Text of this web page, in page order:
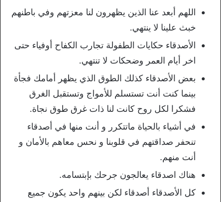
اللهم أبعد عنا الذين يظهرون لنا معزتهم وفي باطنهم
خبث علينا لا ينتهي.
الأصدقاء حكايات الطفولة تجارب الكفاح أوفياء حتى
اخر أيام العمر وضحكات لا تنتهي.
بعض الأصدقاء كذلك الطوق الذي يظهر أمامك فجأة
بينما كنت أنت تستسلم للأمواج وتستقبل الغرق
فشكرا لكل روح كانت لنا ذات غرق طوق نجاة.
في أشياء بالحياة ماتتكرر و أنت منها في أصدقاء
تنحفر صداقتهم في قلوبنا و نحس معاهم بالأمان و
أنت منهم.
هناك اصدقاء يعالجون جرحك بإبتسامه.
كل الأصدقاء أصدقاء لكن بينهم واحد يكون جميع